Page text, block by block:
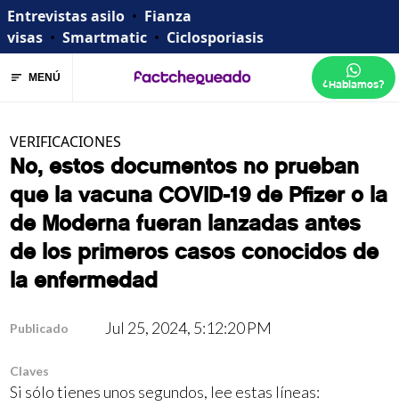
Entrevistas asilo • Fianza
visas • Smartmatic • Ciclosporiasis
MENÚ ¿Hablamos?
VERIFICACIONES
No, estos documentos no prueban
que la vacuna COVID-19 de Pfizer o la
de Moderna fueran lanzadas antes
de los primeros casos conocidos de
la enfermedad
Publicado Jul 25, 2024, 5:12:20 PM
Claves
Si sólo tienes unos segundos, lee estas líneas: